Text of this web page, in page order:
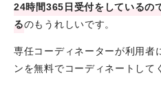
24時間365日受付をしているの
るのもうれしいです。
専任コーディネーターが利用者
ンを無料でコーディネートして